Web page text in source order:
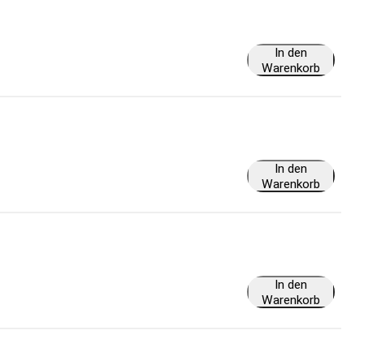
In den
Warenkorb
In den
Warenkorb
In den
Warenkorb